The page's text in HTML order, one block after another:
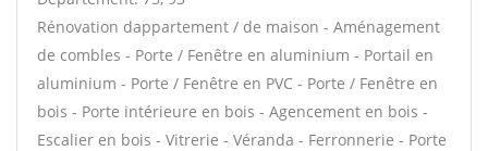
Rénovation dappartement / de maison - Aménagement
de combles - Porte / Fenêtre en aluminium - Portail en
aluminium - Porte / Fenêtre en PVC - Porte / Fenêtre en
bois - Porte intérieure en bois - Agencement en bois -
Escalier en bois - Vitrerie - Véranda - Ferronnerie - Porte